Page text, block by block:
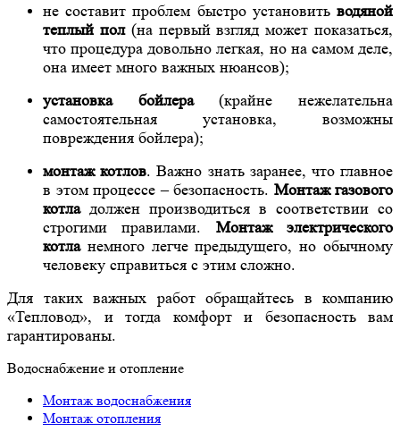
не составит проблем быстро установить водяной
теплый пол (на первый взгляд может показаться,
что процедура довольно легкая, но на самом деле,
она имеет много важных нюансов);
установка бойлера(крайне нежелательна
самостоятельная установка, возможны
повреждения бойлера);
монтаж котлов. Важно знать заранее, что главное
в этом процессе – безопасность. Монтаж газового
котла должен производиться в соответствии со
строгими правилами. Монтаж электрического
котланемного легче предыдущего, но обычному
человеку справиться с этим сложно.
Для таких важных работ обращайтесь в компанию
«Тепловод», и тогда комфорт и безопасность вам
гарантированы.
Водоснабжение и отопление
Монтаж водоснабжения
Монтаж отопления